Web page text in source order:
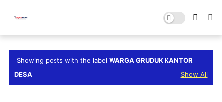
Showing posts with the labelWARGA GRUDUK KANTOR
DESA
Show All